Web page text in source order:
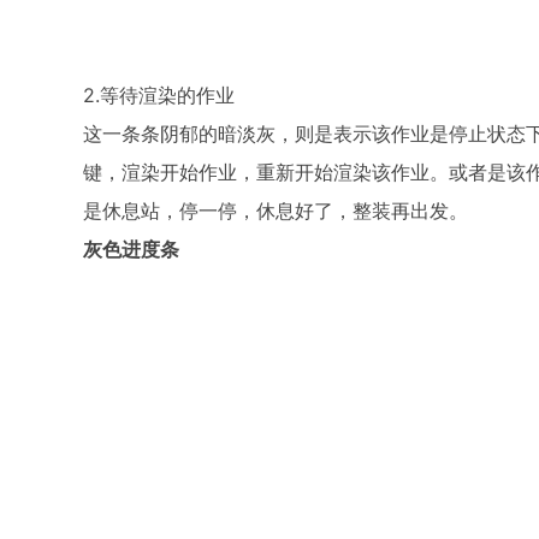
2.等待渲染的作业
这一条条阴郁的暗淡灰，则是表示该作业是停止状
键，渲染开始作业，重新开始渲染该作业。或者是该
是休息站，停一停，休息好了，整装再出发。
灰色进度条